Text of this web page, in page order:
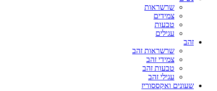
שרשראות
צמידים
טבעות
עגילים
זהב
שרשראות זהב
צמידי זהב
טבעות זהב
עגילי זהב
שעונים ואקססוריז